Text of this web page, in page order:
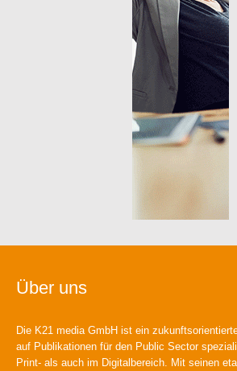
Über uns
Die K21 media GmbH ist ein
auf Publikationen für den Public Sector
Print- als auch im Digitalbereich. Mit seinen